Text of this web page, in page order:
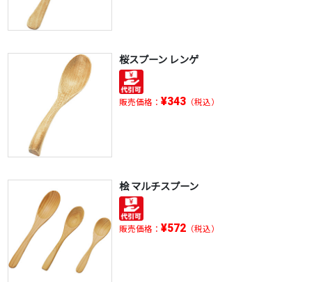
桜スプーン レンゲ
販売価格： ¥343（税込）
桧 マルチスプーン
販売価格： ¥572（税込）